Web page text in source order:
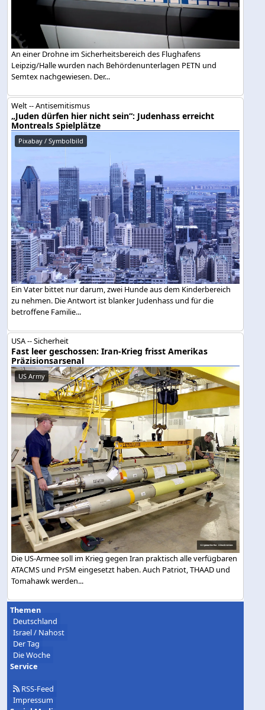
An einer Drohne im Sicherheitsbereich des Flughafens
Leipzig/Halle wurden nach Behördenunterlagen PETN und
Semtex nachgewiesen. Der...
Welt -- Antisemitismus
„Juden dürfen hier nicht sein“: Judenhass erreicht
Montreals Spielplätze
Pixabay / Symbolbild
Ein Vater bittet nur darum, zwei Hunde aus dem Kinderbereich
zu nehmen. Die Antwort ist blanker Judenhass und für die
betroffene Familie...
USA -- Sicherheit
Fast leer geschossen: Iran-Krieg frisst Amerikas
Präzisionsarsenal
US Army
Die US-Armee soll im Krieg gegen Iran praktisch alle verfügbaren
ATACMS und PrSM eingesetzt haben. Auch Patriot, THAAD und
Tomahawk werden...
Themen
Deutschland
Israel / Nahost
Der Tag
Die Woche
Service
RSS-Feed
Impressum